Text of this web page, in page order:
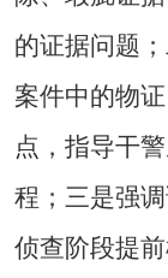
的证据问题
案件中的物
点，指导干
程；三是强
侦查阶段提